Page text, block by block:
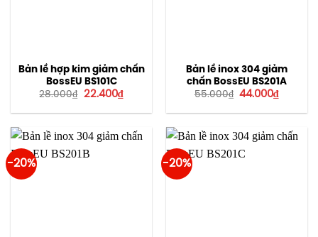
Bản lề hợp kim giảm chấn
BossEU BS101C
28.000₫
Giá
là:
22.400₫Giá
tại
22.400₫.
Bản lề inox 304 giảm
chấn BossEU BS201A
55.000₫ Giá
là:
44.000₫Giá
tại
-20% -20%